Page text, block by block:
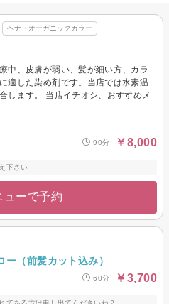
ヘナ・オーガニックカラー
中、皮膚が弱い、髪が細い方、カラ
適した染め剤です。当店では水素温
します。 当店イチオシ、おすすめメ
90分 ￥8,000
下さい
ューで予約
（前髪カット込み）
60分 ￥3,700